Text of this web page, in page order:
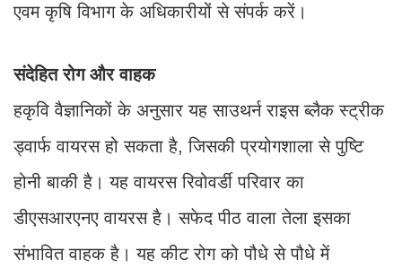
एवम कृषि विभाग के अधिकारीयों से संपर्क करें।
संदेहित रोग और वाहक
हकृवि वैज्ञानिकों के अनुसार यह साउथर्न राइस ब्लैक स्ट्रीक
ड्वार्फ वायरस हो सकता है, जिसकी प्रयोगशाला से पुष्टि
होनी बाकी है। यह वायरस रिवोवर्डी परिवार का
डीएसआरएनए वायरस है। सफेद पीठ वाला तेला इसका
संभावित वाहक है। यह कीट रोग को पौधे से पौधे में